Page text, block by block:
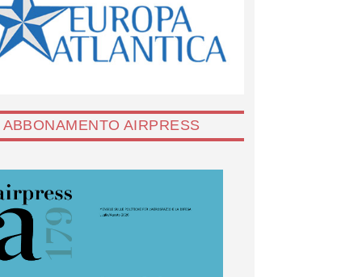
ABBONAMENTO AIRPRESS